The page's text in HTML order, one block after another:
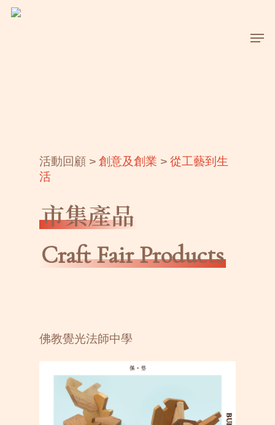
Skip
活動回顧 > 創意及創業 > 從工藝到生
活
市集產品
Craft Fair Products
佛教覺光法師中學